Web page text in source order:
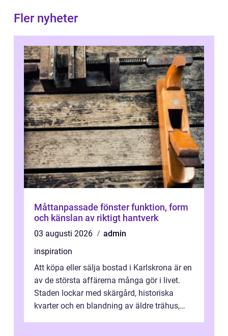
Fler nyheter
Måttanpassade fönster funktion, form
och känslan av riktigt hantverk
03 augusti 2026
admin
inspiration
Att köpa eller sälja bostad i Karlskrona är en
av de största affärerna många gör i livet.
Staden lockar med skärgård, historiska
kvarter och en blandning av äldre trähus,